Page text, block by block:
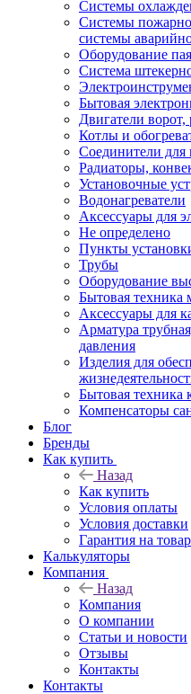
Системы
Системы
системы
Оборудование
Система
Бытовая
Двигатели
Котлы и
Соединители для
Радиаторы,
Установочные
Водонагреватели
Аксессуары для
Не определено
Пункты
Трубы
Оборудование
Бытовая техника
Аксессуары для
Арматура
давления
Изделия для
Бытовая техника
Компенсаторы
Блог
Бренды
Как купить
Назад
Как купить
Условия оплаты
Условия доставки
Гарантия на товар
Калькуляторы
Компания
Назад
Компания
О компании
Статьи и новости
Отзывы
Контакты
Контакты